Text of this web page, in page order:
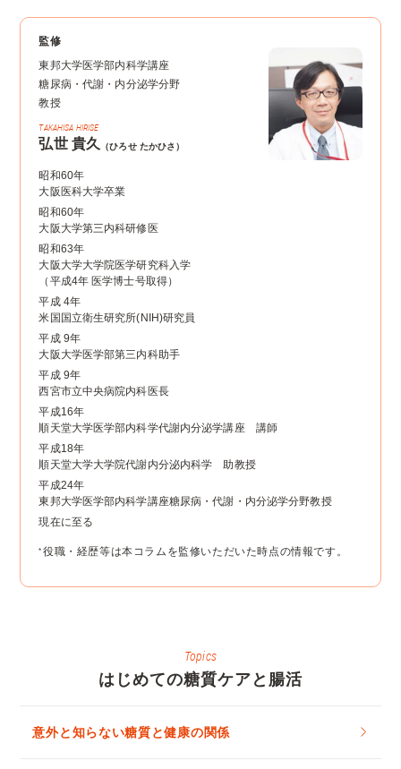
監修
弘世 貴久 （ひろせ たかひさ）
東邦大学医学部内科学講座
糖尿病・代謝・内分泌学分野
教授
昭和60年
大阪医科大学卒業
昭和60年
大阪大学第三内科研修医
昭和63年
大阪大学大学院医学研究科入学
（平成4年 医学博士号取得）
平成 4年
米国国立衛生研究所(NIH)研究員
平成 9年
大阪大学医学部第三内科助手
平成 9年
西宮市立中央病院内科医長
平成16年
順天堂大学医学部内科学代謝内分泌学講座 講師
平成18年
順天堂大学大学院代謝内分泌内科学 助教授
平成24年
東邦大学医学部内科学講座糖尿病・代謝・内分泌学分野教授
現在に至る
* 役職・経歴等は本コラムを監修いただいた時点の情報です。
はじめての糖質ケアと腸活
意外と知らない糖質と健康の関係